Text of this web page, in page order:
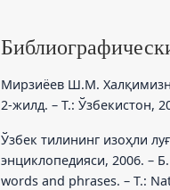
Мирзиёев Ш.М.
2-жилд. – Т.: Ўзбекистон,
Ўзбек тилининг изоҳли
энциклопедияси, 2006. –
words and phrases. – T.: